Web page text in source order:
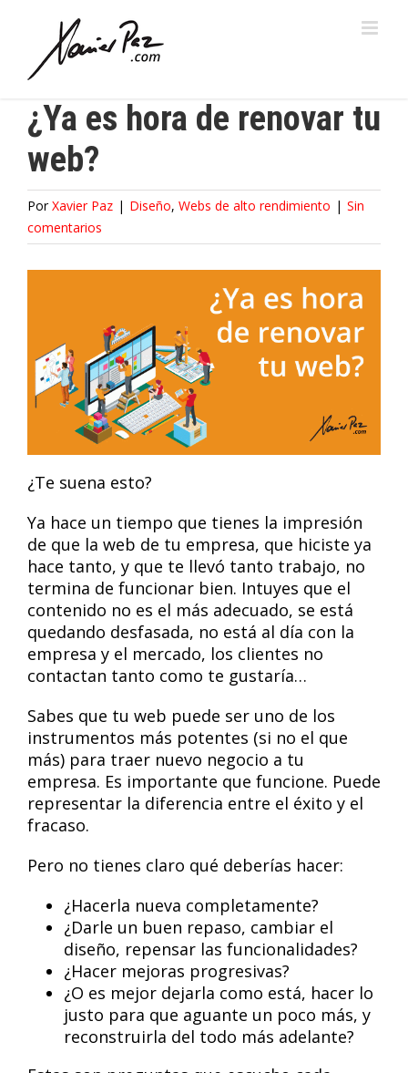
contenido
¿Ya es hora de renovar tu
web?
PorXavier Paz | Diseño, Webs de alto rendimiento | Sin
comentarios
¿Te suena esto?
Ya hace un tiempo que tienes la impresión
de que la web de tu empresa, que hiciste ya
hace tanto, y que te llevó tanto trabajo, no
termina de funcionar bien. Intuyes que el
contenido no es el más adecuado, se está
quedando desfasada, no está al día con la
empresa y el mercado, los clientes no
contactan tanto como te gustaría…
Sabes que tu web puede ser uno de los
instrumentos más potentes (si no el que
más) para traer nuevo negocio a tu
empresa. Es importante que funcione. Puede
representar la diferencia entre el éxito y el
fracaso.
Pero no tienes claro qué deberías hacer:
¿Hacerla nueva completamente?
¿Darle un buen repaso, cambiar el
diseño, repensar las funcionalidades?
¿Hacer mejoras progresivas?
¿O es mejor dejarla como está, hacer lo
justo para que aguante un poco más, y
reconstruirla del todo más adelante?